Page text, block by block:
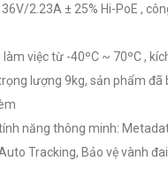
36V/2.23A ± 25% Hi-PoE ,
làm việc từ -40ºC ~ 70ºC ,
lượng 9kg, sản phẩm đã
năng thông minh:
Tracking, Bảo vệ vành đai...